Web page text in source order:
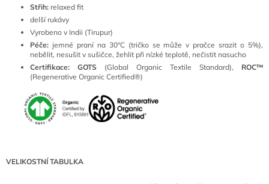
Střih: relaxed fit
delší rukávy
Vyrobeno v Indii (Tirupur)
Péče: jemné praní na 30°C (tričko se může v pračce srazit o 5%),
nebělit, nesušit v sušičce, žehlit při nízké teplotě, nečistit nasucho
Certifikace: GOTS (Global Organic Textile Standard), ROC™
(Regenerative Organic Certified®)
VELIKOSTNÍ TABULKA